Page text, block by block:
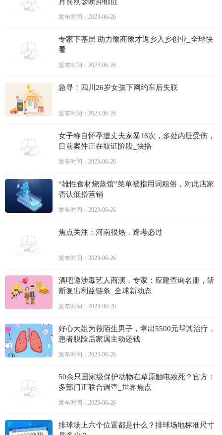
发布时间：2023-06-26
专家下基层 助力豫商豫才返乡入乡创业_全球快
看
发布时间：2023-06-26
急寻！四川26岁女孩下网约车后失联
发布时间：2023-06-26
女子称自怀孕遭丈夫家暴16次，多处内脏受伤，
目前案件正在取证阶段_快播
发布时间：2023-06-26
“雄性食材烧蒸馆”菜单被指用词粗俗，对此店家
否认低俗营销
发布时间：2023-06-26
焦点关注：河南很热，逢考必过
发布时间：2023-06-26
酒吧邀涉毒艺人商演，专家：应建查询名册，斩
断复出利益链条_全球新动态
发布时间：2023-06-26
好心大姐为救陌生男子，拿出5500元帮其治疗，
患者脱险后家属主动还钱
发布时间：2023-06-26
50余只国家级保护动物在草原触电致死？官方：
多部门正联合调查_世界焦点
发布时间：2023-06-26
排球场上六个位置都是什么？排球场地标准尺寸